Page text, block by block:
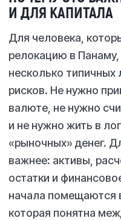
И ДЛЯ КАПИТАЛА
Для человека,
релокацию в Панаму,
несколько типичных
рисков. Не нужно
валюте, не нужно
и не нужно жить в
«рыночных» денег.
важнее: активы,
остатки и
начала помещаются
которая понятна